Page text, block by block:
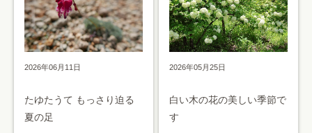
2026年06月11日
たゆたうて もっさり迫る
夏の足
2026年05月25日
白い木の花の美しい季節で
す